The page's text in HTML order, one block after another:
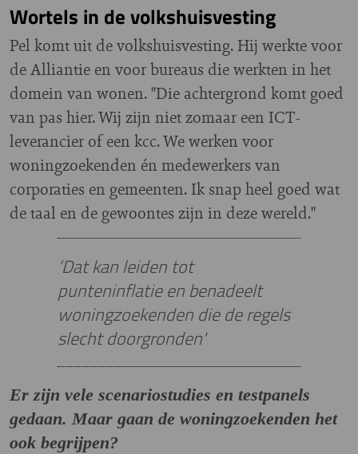
Wortels in de volkshuisvesting
Pel komt uit de volkshuisvesting. Hij werkte voor
de Alliantie en voor bureaus die werkten in het
domein van wonen. "Die achtergrond komt goed
van pas hier. Wij zijn niet zomaar een ICT-
leverancier of een kcc. We werken voor
woningzoekenden én medewerkers van
corporaties en gemeenten. Ik snap heel goed wat
de taal en de gewoontes zijn in deze wereld."
‘Dat kan leiden tot
punteninflatie en benadeelt
woningzoekenden die de regels
slecht doorgronden'
Er zijn vele scenariostudies en testpanels
gedaan. Maar gaan de woningzoekenden het
ook begrijpen?